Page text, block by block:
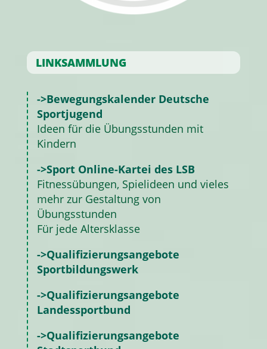
LINKSAMMLUNG
->Bewegungskalender Deutsche
Sportjugend
Ideen für die Übungsstunden mit
Kindern
->Sport Online-Kartei des LSB
Fitnessübungen, Spielideen und vieles
mehr zur Gestaltung von
Übungsstunden
Für jede Altersklasse
->Qualifizierungsangebote
Sportbildungswerk
->Qualifizierungsangebote
Landessportbund
->Qualifizierungsangebote